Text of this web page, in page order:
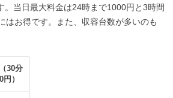
。当日最大料金は24時まで1000円と3時間
はお得です。また、収容台数が多いのも
30分
）